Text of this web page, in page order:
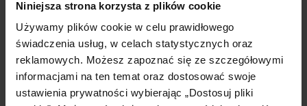
Niniejsza strona korzysta z plików cookie
Używamy plików cookie w celu prawidłowego
świadczenia usług, w celach statystycznych oraz
reklamowych. Możesz zapoznać się ze szczegółowymi
informacjami na ten temat oraz dostosować swoje
ustawienia prywatności wybierając „Dostosuj pliki